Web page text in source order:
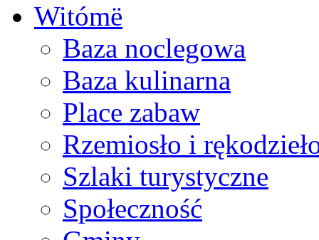
Witómë
Baza noclegowa
Baza kulinarna
Place zabaw
Rzemiosło i
Szlaki turystyczne
Społeczność